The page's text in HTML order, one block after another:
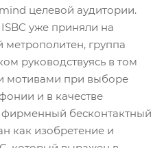
целевой аудитории.
уже приняли на
группа
руководствуясь в том
мотивами при выборе
и в качестве
бесконтактный
как изобретение и